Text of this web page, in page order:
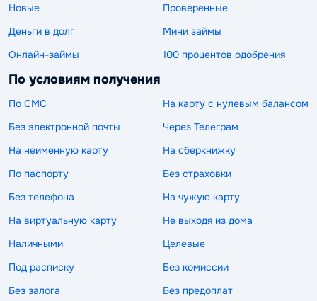
Новые
Проверенные
Деньги в долг
Мини займы
Онлайн-займы
100 процентов одобрения
По условиям получения
По СМС
На карту с нулевым балансом
Без электронной почты
Через Телеграм
На неименную карту
На сберкнижку
По паспорту
Без страховки
Без телефона
На чужую карту
На виртуальную карту
Не выходя из дома
Наличными
Целевые
Под расписку
Без комиссии
Без залога
Без предоплат